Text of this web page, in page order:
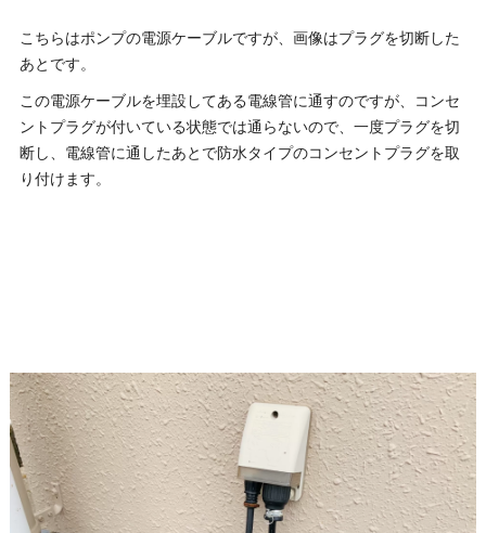
こちらはポンプの電源ケーブルですが、画像はプラグを切断した
あとです。
この電源ケーブルを埋設してある電線管に通すのですが、コンセ
ントプラグが付いている状態では通らないので、一度プラグを切
断し、電線管に通したあとで防水タイプのコンセントプラグを取
り付けます。